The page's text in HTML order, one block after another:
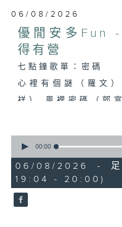
06/08/2026
優閒安多Fun
得有營
七點鐘歌單：密碼
心裡有個謎（羅文
祥） 風裡密碼（郭
敏） 秘密（張震嶽
梁朝偉） 彌敦道（洪
食得有型：原型食物
seconds
56
minutes,
0
seconds
00:00
06/08/2026 -
19:04 - 20:00)